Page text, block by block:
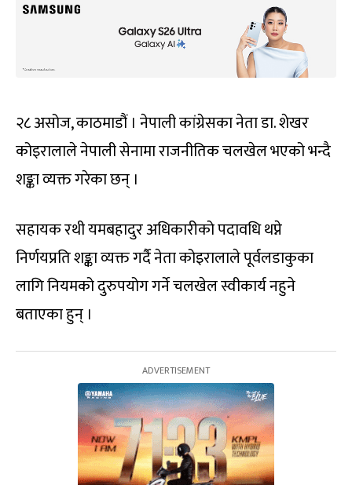
२८ असोज, काठमाडौं । नेपाली कांग्रेसका नेता डा. शेखर
कोइरालाले नेपाली सेनामा राजनीतिक चलखेल भएको भन्दै
शङ्का व्यक्त गरेका छन् ।
सहायक रथी यमबहादुर अधिकारीको पदावधि थप्ने
निर्णयप्रति शङ्का व्यक्त गर्दै नेता कोइरालाले पूर्वलडाकुका
लागि नियमको दुरुपयोग गर्ने चलखेल स्वीकार्य नहुने
बताएका हुन् ।